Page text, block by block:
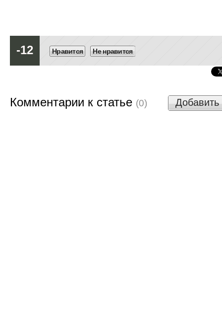
-12 Нравится Не нравится
Комментарии к статье (0)